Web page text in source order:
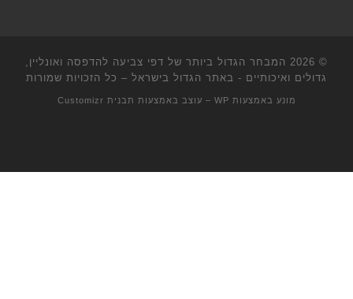
© 2026
המבחר הגדול ביותר של דפי צביעה להדפסה ואונליין,
גדולים ואיכותיים - באתר הגדול בישראל – כל הזכויות שמורות
מונע באמצעות WP – עוצב באמצעות תבנית Customizr